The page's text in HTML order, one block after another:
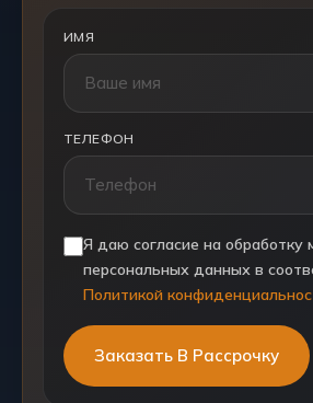
ИМЯ
ТЕЛЕФОН
Я даю согласие на обработку
персональных данных в
Политикой